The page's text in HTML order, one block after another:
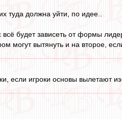
туда должна уйти, по идее..
будет зависеть от формы
могут вытянуть и на второе,
если игроки основы вылетают